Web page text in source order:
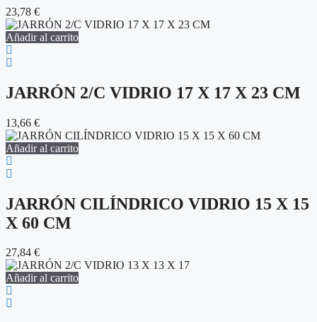
23,78 €
Añadir al carrito
JARRÓN 2/C VIDRIO 17 X 17 X 23 CM
13,66 €
Añadir al carrito
JARRÓN CILÍNDRICO VIDRIO 15 X 15
X 60 CM
27,84 €
Añadir al carrito